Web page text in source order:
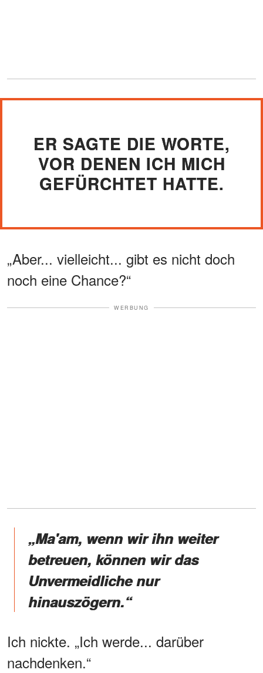
ER SAGTE DIE WORTE,
VOR DENEN ICH MICH
GEFÜRCHTET HATTE.
„Aber... vielleicht... gibt es nicht doch
noch eine Chance?“
WERBUNG
„Ma'am, wenn wir ihn weiter
betreuen, können wir das
Unvermeidliche nur
hinauszögern.“
Ich nickte. „Ich werde... darüber
nachdenken.“